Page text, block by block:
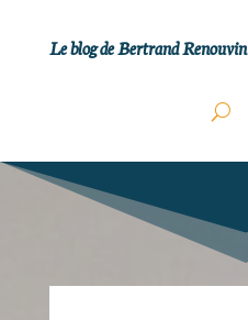
Le blog de Bertrand Renouvin